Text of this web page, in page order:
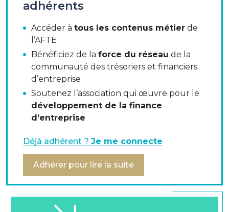
actualisation,
la prise en compte des écarts actuariels
constatés chaque année par rapport aux
anticipations,
le provisionnement au bilan, les éléments à
reconnaître en P&L et l’éventualité de conserver
des éléments hors bilan.
Ils ont rappelé les principaux objectifs de cette
convergence, concernant :
le calendrier prévisionnel,
la disparition du bilan des engagements
incertains,
adhérents
Accéder à tous les contenus métier de
l’AFTE
Bénéficiez de la force du réseau de la
communauté des trésoriers et financiers
d’entreprise
Soutenez l’association qui œuvre pour le
développement de la finance
d’entreprise
Déjà adhérent ? Je me connecte
Adhérer pour lire la suite